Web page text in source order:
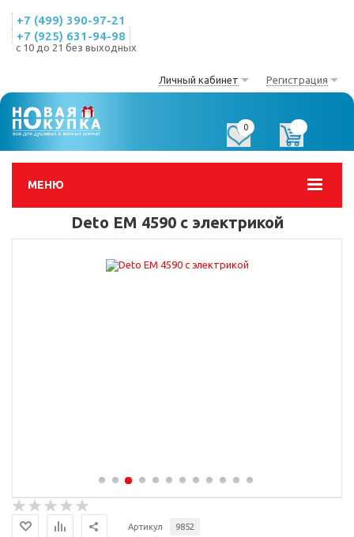
+7 (499) 390-97-21
+7 (925) 631-94-98
с 10 до 21 без выходных
Личный кабинет Регистрация
МЕНЮ
0
Deto EM 4590 с электрикой
Артикул 9852